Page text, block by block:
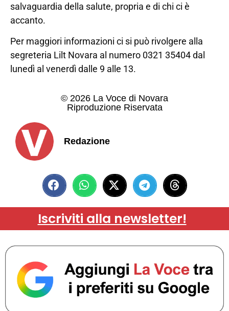
salvaguardia della salute, propria e di chi ci è
accanto.
Per maggiori informazioni ci si può rivolgere alla
segreteria Lilt Novara al numero 0321 35404 dal
lunedì al venerdì dalle 9 alle 13.
© 2026 La Voce di Novara
Riproduzione Riservata
Redazione
Iscriviti alla newsletter!